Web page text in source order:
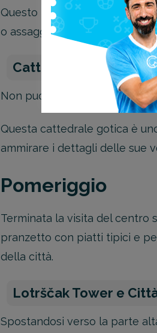
Questo mercato è il luogo
o assaggiare qualche
Cattedrale di
Non puoi visitare la capitale
Questa cattedrale gotica è
ammirare i dettagli delle sue
Pomeriggio
Terminata la visita del centro
pranzetto con piatti tipici e
della città.
Lotrščak Tower e
Spostandosi verso la parte